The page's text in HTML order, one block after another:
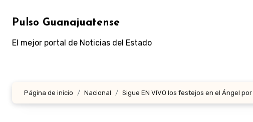
Pulso Guanajuatense
El mejor portal de Noticias del Estado
Página de inicio Nacional Sigue EN VIVO los festejos en el Ángel